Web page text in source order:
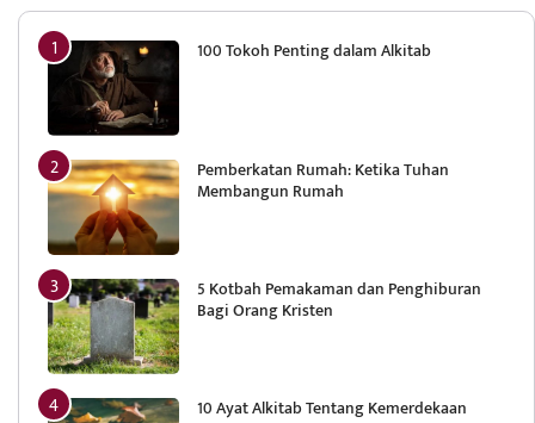
100 Tokoh Penting dalam Alkitab
Pemberkatan Rumah: Ketika Tuhan
Membangun Rumah
5 Kotbah Pemakaman dan Penghiburan
Bagi Orang Kristen
10 Ayat Alkitab Tentang Kemerdekaan